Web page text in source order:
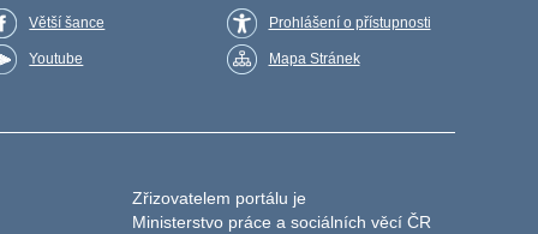
Větší šance
Youtube
Prohlášení o přístupnosti
Mapa Stránek
Zřizovatelem portálu je
Ministerstvo práce a sociálních věcí ČR